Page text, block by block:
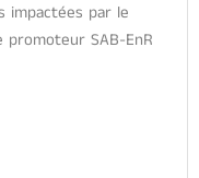
impactées par le
SAB-EnR